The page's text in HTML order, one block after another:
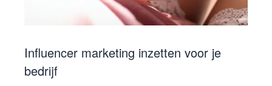
Influencer marketing inzetten voor je
bedrijf